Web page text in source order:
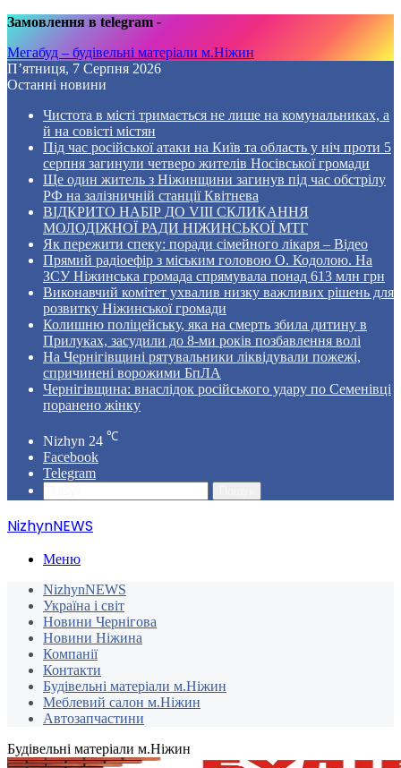
Замовлення в telegram -
Мегабуд – будівельні матеріали м.Ніжин
П’ятниця, 7 Серпня 2026
Останні новини
Чистота в місті тримається не лише на комунальниках, а
й на совісті містян
Під час російської атаки на Київ та область у ніч проти 5
серпня загинули четверо жителів Носівської громади
Ще один житель з Ніжинщини загинув під час обстрілу
РФ на залізничній станції Квітнева
ВІДКРИТО НАБІР ДО VIII СКЛИКАННЯ
МОЛОДІЖНОЇ РАДИ НІЖИНСЬКОЇ МТГ
Як пережити спеку: поради сімейного лікаря – Відео
Прямий радіоефір з міським головою О. Кодолою. На
ЗСУ Ніжинська громада спрямувала понад 613 млн грн
Виконавчий комітет ухвалив низку важливих рішень для
розвитку Ніжинської громади
Колишню поліцейську, яка на смерть збила дитину в
Прилуках, засудили до 8-ми років позбавлення волі
На Чернігівщині рятувальники ліквідували пожежі,
спричинені ворожими БпЛА
Чернігівщина: внаслідок російського удару по Семенівці
поранено жінку
Nizhyn 24 ℃
Facebook
Telegram
NizhynNEWS
Меню
NizhynNEWS
Україна і світ
Новини Чернігова
Новини Ніжина
Компанії
Контакти
Будівельні матеріали м.Ніжин
Меблевий салон м.Ніжин
Автозапчастини
Будівельні матеріали м.Ніжин